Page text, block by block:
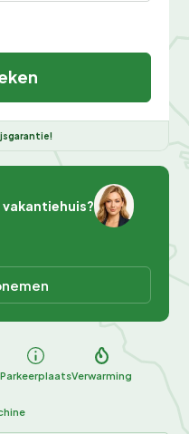
vakantiehuis?
ParkeerplaatsVerwarming